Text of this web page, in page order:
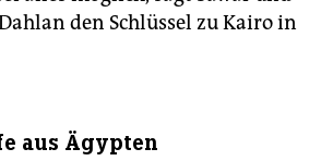
den Schlüssel zu Kairo in
aus Ägypten